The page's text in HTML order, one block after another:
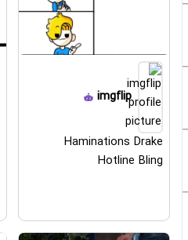
imgflip
Haminations Drake
Hotline Bling